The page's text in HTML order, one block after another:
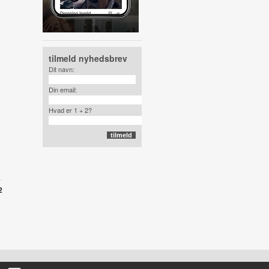
tilmeld nyhedsbrev
Dit navn:
Din email:
Hvad er 1 + 2?